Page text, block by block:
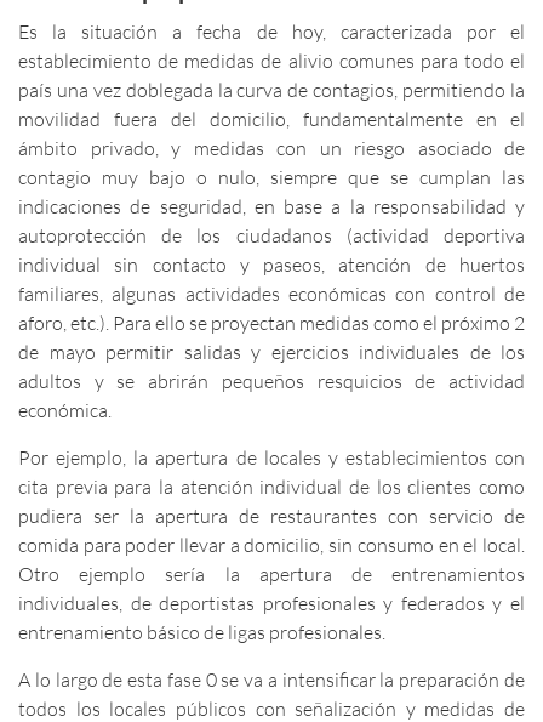
Es la situación a fecha de hoy, caracterizada por el
establecimiento de medidas de alivio comunes para todo el
país una vez doblegada la curva de contagios, permitiendo la
movilidad fuera del domicilio, fundamentalmente en el
ámbito privado, y medidas con un riesgo asociado de
contagio muy bajo o nulo, siempre que se cumplan las
indicaciones de seguridad, en base a la responsabilidad y
autoprotección de los ciudadanos (actividad deportiva
individual sin contacto y paseos, atención de huertos
familiares, algunas actividades económicas con control de
aforo, etc.). Para ello se proyectan medidas como el próximo 2
de mayo permitir salidas y ejercicios individuales de los
adultos y se abrirán pequeños resquicios de actividad
económica.
Por ejemplo, la apertura de locales y establecimientos con
cita previa para la atención individual de los clientes como
pudiera ser la apertura de restaurantes con servicio de
comida para poder llevar a domicilio, sin consumo en el local.
Otro ejemplo sería la apertura de entrenamientos
individuales, de deportistas profesionales y federados y el
entrenamiento básico de ligas profesionales.
A lo largo de esta fase 0 se va a intensificar la preparación de
todos los locales públicos con señalización y medidas de